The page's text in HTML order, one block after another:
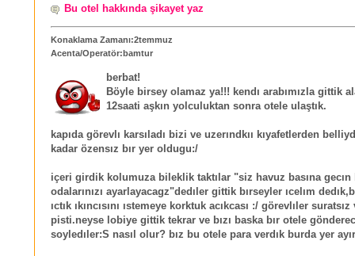
Bu otel hakkında şikayet yaz
Konaklama Zamanı:2temmuz
Acenta/Operatör:bamtur
berbat!
Böyle birsey olamaz ya!!! kendı arabımızla gittik
12saati aşkın yolculuktan sonra otele ulaştık.
kapıda görevlı karsıladı bizi ve uzerındkıı kıyafetlerden
kadar özensız bır yer oldugu:/
içeri girdik kolumuza bileklik taktılar "siz havuz basına gecın
odalarınızı ayarlayacagz"dedıler gittik bırseyler ıcelım
ıctık ıkıncısını ıstemeye korktuk acıkcası :/ görevlıler
pisti.neyse lobiye gittik tekrar ve bızı baska bır otele
soyledıler:S nasıl olur? bız bu otele para verdık burda yer